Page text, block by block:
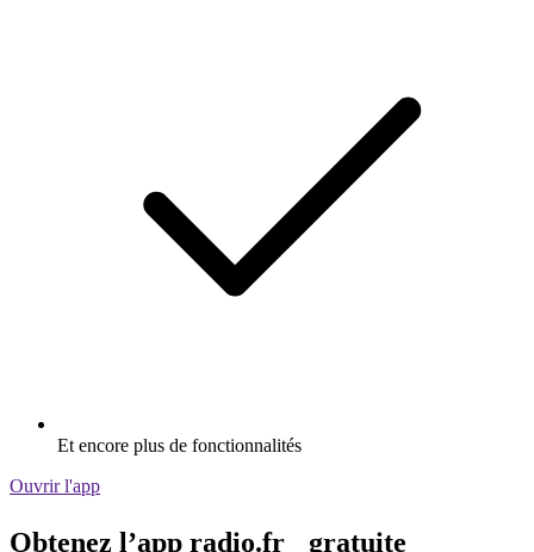
Et encore plus de fonctionnalités
Ouvrir l'app
Obtenez l’app radio.fr gratuite